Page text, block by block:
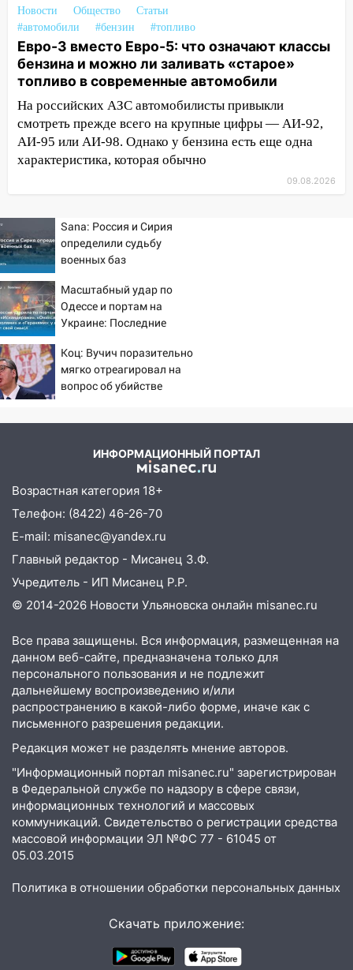
время»
16:17
Мелекесский район первым в
Ульяновской области намолотил более
100 тысяч тонн зерна
15:17 В колледжи и техникумы
Ульяновской области подали более 10
тысяч заявлений
15:04 Фоторепортаж с улиц Ульяновска
после шторма: поваленные деревья и
Ураган вырвал остановку на улице
Деева в Заволжье
14:26
пытаются расчистить ливнёвки, не
дождавшись коммунальщиков
14:16
на улице Любови Шевцовой рухнул
светофор
14:14
мошенники под видом преподавателя
Куда жаловаться ульяновцам на
упавшее дерево или затопленную улицу
после непогоды
13:59 В Новом городе ураганным
ветром сорвало опалубку со
строящегося дома
13:54 В мэрии Ульяновска рассказали,
как устраняют последствия мощного
шторма
13:49 Стихия продолжает крушить
Ульяновск: дерево рухнуло на дом на
Орджоникидзе
13:47 На Нижней Террасе мощным
ветром вырвало дерево с корнем
13:46
Сильный ветер сорвал крышу с
СТО на проспекте Созидателей
13:35 Непогода продолжает бить по
транспорту: в Ульяновске трамвай
сошёл с рельсов
13:22 Упавшие деревья перекрыли
дороги в Ульяновске: фото
закончится сегодня: сильные ливни
сохранятся 9 августа
Новости Общество
Статьи
#автомобили
#бензин #топливо
Евро-3 вместо Евро-5: что означают классы
бензина и можно ли заливать «старое»
топливо в современные автомобили
На российских АЗС автомобилисты привыкли
смотреть прежде всего на крупные цифры — АИ-92,
АИ-95 или АИ-98. Однако у бензина есть еще одна
характеристика, которая обычно
09.08.2026
Sana: Россия и Сирия
определили судьбу
военных баз
Масштабный удар по
Одессе и портам на
Украине: Последние
ударах России 9 августа
2026 года
Коц: Вучич поразительно
мягко отреагировал на
вопрос об убийстве
ИНФОРМАЦИОННЫЙ ПОРТАЛ
Возрастная категория 18+
Телефон: (8422) 46-26-70
E-mail: misanec@yandex.ru
Главный редактор - Мисанец З.Ф.
Учредитель - ИП Мисанец Р.Р.
© 2014-2026 Новости Ульяновска онлайн misanec.ru
Все права защищены. Вся информация, размещенная на
данном веб-сайте, предназначена только для
персонального пользования и не подлежит
дальнейшему воспроизведению и/или
распространению в какой-либо форме, иначе как с
письменного разрешения редакции.
Редакция может не разделять мнение авторов.
"Информационный портал misanec.ru" зарегистрирован
в Федеральной службе по надзору в сфере связи,
информационных технологий и массовых
коммуникаций. Свидетельство о регистрации средства
массовой информации ЭЛ №ФС 77 - 61045 от
05.03.2015
Политика в отношении обработки персональных данных
Скачать приложение: